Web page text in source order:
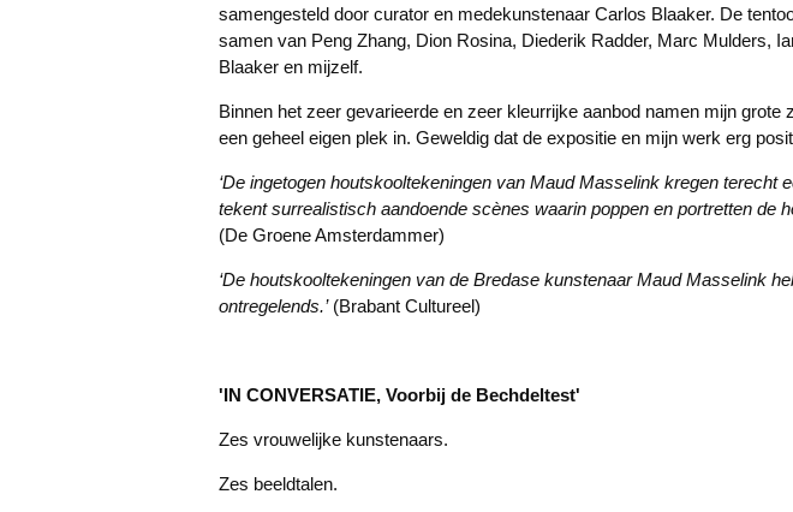
samengesteld door curator en medekunstenaar Carlos Blaaker. De
samen van Peng Zhang, Dion Rosina, Diederik Radder, Marc Mulders,
Blaaker en mijzelf.
Binnen het zeer gevarieerde en zeer kleurrijke aanbod namen mijn grote
een geheel eigen plek in. Geweldig dat de expositie en mijn werk erg
‘De ingetogen houtskooltekeningen van Maud Masselink kregen terecht
tekent surrealistisch aandoende scènes waarin poppen en portretten de
(De Groene Amsterdammer)
‘De houtskooltekeningen van de Bredase kunstenaar Maud Masselink
ontregelends.’(Brabant Cultureel)
'IN CONVERSATIE, Voorbij de Bechdeltest'
Zes vrouwelijke kunstenaars.
Zes beeldtalen.